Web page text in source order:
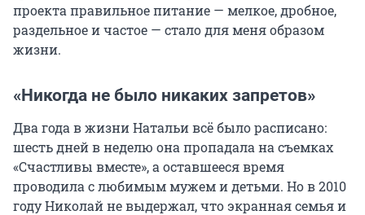
проекта правильное питание — мелкое, дробное,
раздельное и частое — стало для меня образом
жизни.
«Никогда не было никаких запретов»
Два года в жизни Натальи всё было расписано:
шесть дней в неделю она пропадала на съемках
«Счастливы вместе», а оставшееся время
проводила с любимым мужем и детьми. Но в 2010
году Николай не выдержал, что экранная семья и